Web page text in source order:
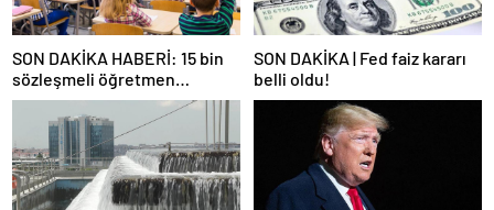
SON DAKİKA HABERİ: 15 bin
sözleşmeli öğretmen
atamasında sözlü sınava hak
kazanan adaylar açıklandı
SON DAKİKA | Fed faiz kararı
belli oldu!